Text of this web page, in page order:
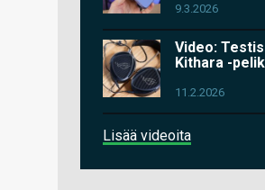
9.3.2026
Video:
Kithara -
11.2.2026
Lisää videoita